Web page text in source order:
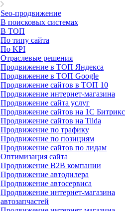
Seo-продвижение
В поисковых системах
В ТОП
По типу сайта
По KPI
Отраслевые решения
Продвижение в ТОП Яндекса
Продвижение в ТОП Google
Продвижение сайтов в ТОП 10
Продвижение интернет-магазина
Продвижение сайта услуг
Продвижение сайтов на 1С Битрикс
Продвижение сайтов на Tilda
Продвижение по трафику
Продвижение по позициям
Продвижение сайтов по лидам
Оптимизация сайта
Продвижение B2B компании
Продвижение автодилера
Продвижение автосервиса
Продвижение интернет-магазина
автозапчастей